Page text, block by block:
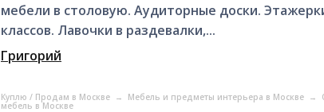
мебели в столовую. Аудиторные доски.
классов. Лавочки в раздевалки,...
Григорий
Куплю / Продам в Москве → Мебель и предметы интерьера в Москве →
мебель в Москве